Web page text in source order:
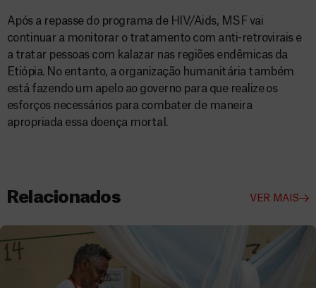
Após a repasse do programa de HIV/Aids, MSF vai
continuar a monitorar o tratamento com anti-retrovirais e
a tratar pessoas com kalazar nas regiões endêmicas da
Etiópia. No entanto, a organização humanitária também
está fazendo um apelo ao governo para que realize os
esforços necessários para combater de maneira
apropriada essa doença mortal.
Relacionados VER MAIS